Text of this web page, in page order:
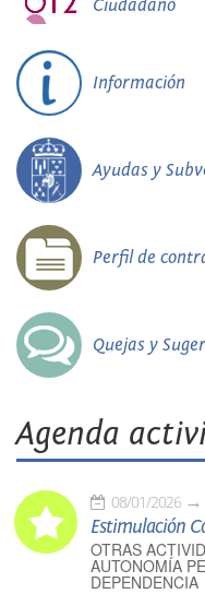
Ciudadano
Información
Ayudas y
Perfil de
Quejas y
Agenda
08/01/2026
Estimulación
OTRAS
AUTONOMÍA
DEPENDENCIA